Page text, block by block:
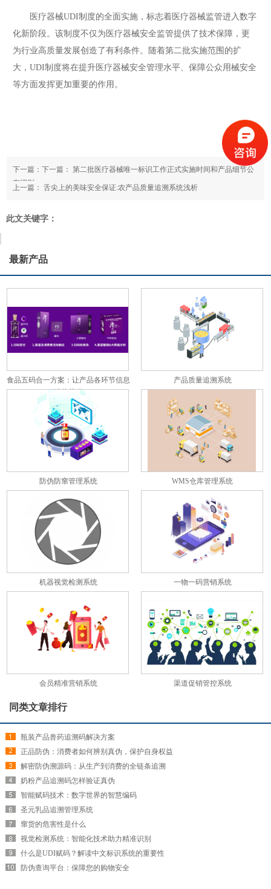
医疗器械UDI制度的全面实施，标志着医疗器械监管进入数字
化新阶段。该制度不仅为医疗器械安全监管提供了技术保障，更
为行业高质量发展创造了有利条件。随着第二批实施范围的扩
大，UDI制度将在提升医疗器械安全管理水平、保障公众用械安全
等方面发挥更加重要的作用。
下一篇：下一篇：第二批医疗器械唯一标识工作正式实施时间和产品细节公
布细则
上一篇：舌尖上的美味安全保证:农产品质量追溯系统浅析
此文关键字：
最新产品
食品五码合一方案：让产品各环节信息
彼此关联
产品质量追溯系统
防伪防窜管理系统 WMS仓库管理系统
机器视觉检测系统 一物一码营销系统
会员精准营销系统 渠道促销管控系统
同类文章排行
瓶装产品兽药追溯码解决方案
正品防伪：消费者如何辨别真伪，保护自身权益
解密防伪溯源码：从生产到消费的全链条追溯
奶粉产品追溯码怎样验证真伪
智能赋码技术：数字世界的智慧编码
圣元乳品追溯管理系统
窜货的危害性是什么
视觉检测系统：智能化技术助力精准识别
什么是UDI赋码？解读中文标识系统的重要性
防伪查询平台：保障您的购物安全